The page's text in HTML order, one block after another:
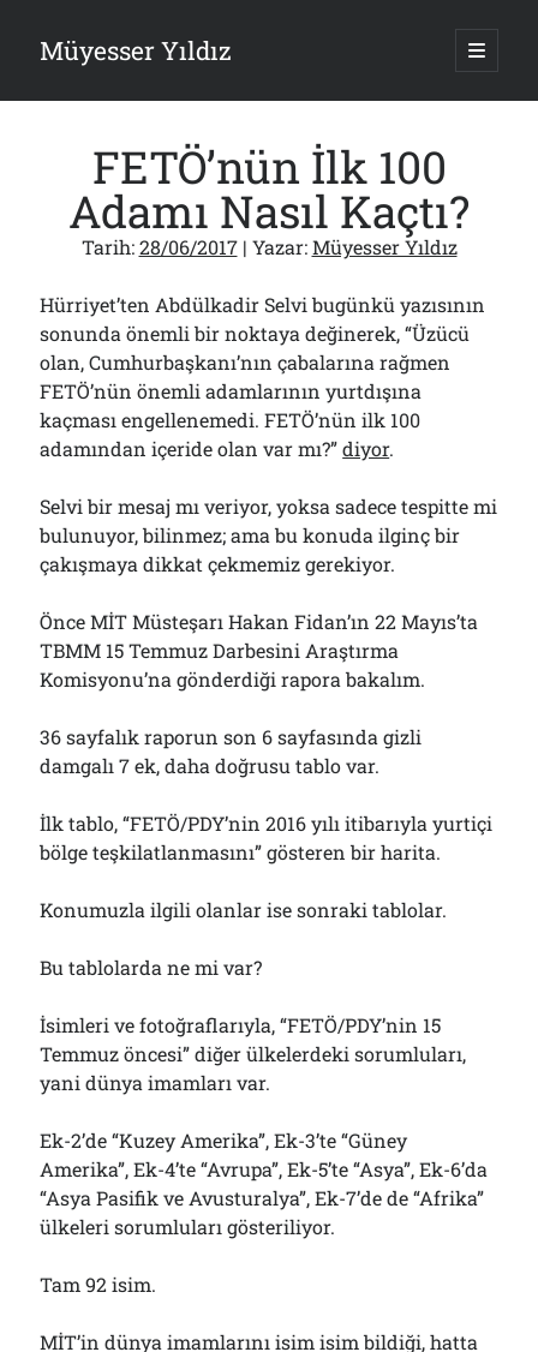
Müyesser Yıldız ana
Yan
Menü
Türkiye 2.0’a Gidiş!..
05/08/2026
15 Temmuz Soruları… Nasuh Mahruki’nin “Suçu”!..
03/08/2026
Er Gaziler 20 Gün Sonra Gelen MSB Heyetine Böyle İsyan Etti:“Bizi
Teröristlere G……yle Güldürdünüz”
01/08/2026
Çağırdı!..
Bölmediğiniz Bir O Kalmıştı!..
29/07/2026
Arşivler
FETÖ’nün İlk 100
Adamı Nasıl Kaçtı?
Tarih:28/06/2017| Yazar:Müyesser Yıldız
Hürriyet’ten Abdülkadir Selvi bugünkü yazısının
sonunda önemli bir noktaya değinerek, “Üzücü
olan, Cumhurbaşkanı’nın çabalarına rağmen
FETÖ’nün önemli adamlarının yurtdışına
kaçması engellenemedi. FETÖ’nün ilk 100
adamından içeride olan var mı?”diyor.
Selvi bir mesaj mı veriyor, yoksa sadece tespitte mi
bulunuyor, bilinmez; ama bu konuda ilginç bir
çakışmaya dikkat çekmemiz gerekiyor.
Önce MİT Müsteşarı Hakan Fidan’ın 22 Mayıs’ta
TBMM 15 Temmuz Darbesini Araştırma
Komisyonu’na gönderdiği rapora bakalım.
36 sayfalık raporun son 6 sayfasında gizli
damgalı 7 ek, daha doğrusu tablo var.
İlk tablo, “FETÖ/PDY’nin 2016 yılı itibarıyla yurtiçi
bölge teşkilatlanmasını” gösteren bir harita.
Konumuzla ilgili olanlar ise sonraki tablolar.
Bu tablolarda ne mi var?
İsimleri ve fotoğraflarıyla, “FETÖ/PDY’nin 15
Temmuz öncesi” diğer ülkelerdeki sorumluları,
yani dünya imamları var.
Ek-2’de “Kuzey Amerika”, Ek-3’te “Güney
Amerika”, Ek-4’te “Avrupa”, Ek-5’te “Asya”, Ek-6’da
“Asya Pasifik ve Avusturalya”, Ek-7’de de “Afrika”
ülkeleri sorumluları gösteriliyor.
Tam 92 isim.
MİT’in dünya imamlarını isim isim bildiği, hatta